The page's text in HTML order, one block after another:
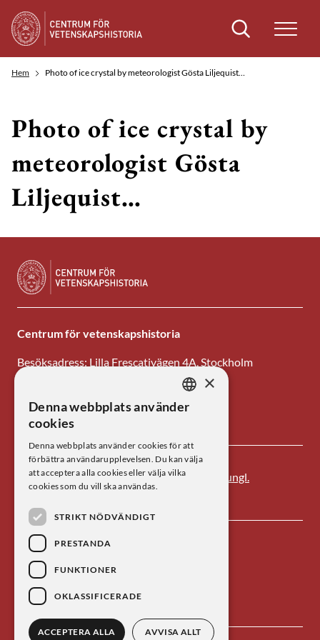
Sök
Hem Photo of ice crystal by meteorologist Gösta Liljequist…
Photo of ice crystal by
meteorologist Gösta
Liljequist…
Centrum för vetenskapshistoria
Besöksadress: Lilla Frescativägen 4A, Stockholm
E-post: centrum@kva.se
Centrum för vetenskapshistoria är ett av
Kungl.
Vetenskapsakademiens forskningsinstitut.
SWEDISH
×
Denna webbplats använder
cookies
Denna webbplats använder cookies för att
förbättra användarupplevelsen. Du kan välja
att acceptera alla cookies eller välja vilka
cookies som du vill ska användas.
STRIKT NÖDVÄNDIGT
PRESTANDA
FUNKTIONER
OKLASSIFICERADE
ACCEPTERA ALLA AVVISA ALLT